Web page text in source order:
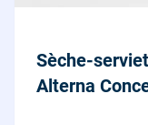
Sèche-
Alterna